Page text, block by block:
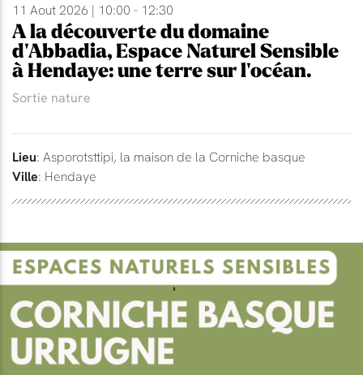
11 Aout 2026 | 10:00 - 12:30
A la découverte du domaine
d'Abbadia, Espace Naturel Sensible
à Hendaye: une terre sur l'océan.
Sortie nature
Lieu: Asporotsttipi, la maison de la Corniche basque
Ville: Hendaye